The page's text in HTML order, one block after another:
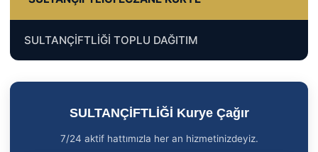
SULTANÇİFTLİĞİ TOPLU DAĞITIM
SULTANÇİFTLİĞİ Kurye Çağır
7/24 aktif hattımızla her an hizmetinizdeyiz.